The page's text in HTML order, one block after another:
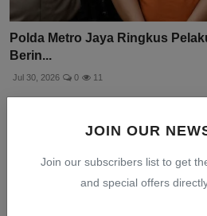
JOIN OUR
Join our subscribers list to get
and special offers
Polda Metro Jaya Ringkus
Berin...
Jul 30, 2026 0 11